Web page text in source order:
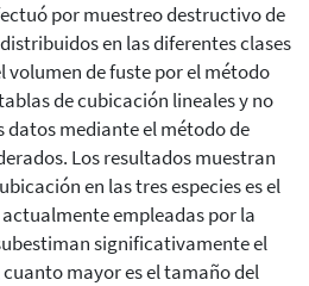
por muestreo destructivo de
en las diferentes clases
volumen de fuste por el método
de cubicación lineales y no
datos mediante el método de
Los resultados muestran
en las tres especies es el
empleadas por la
significativamente el
mayor es el tamaño del